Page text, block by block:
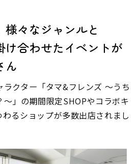
様々なジャンルと
け合わせたイベントが
ん
クター「タマ&フレンズ ～うち
～」の期間限定SHOPやコラボキ
るショップが多数出店されまし